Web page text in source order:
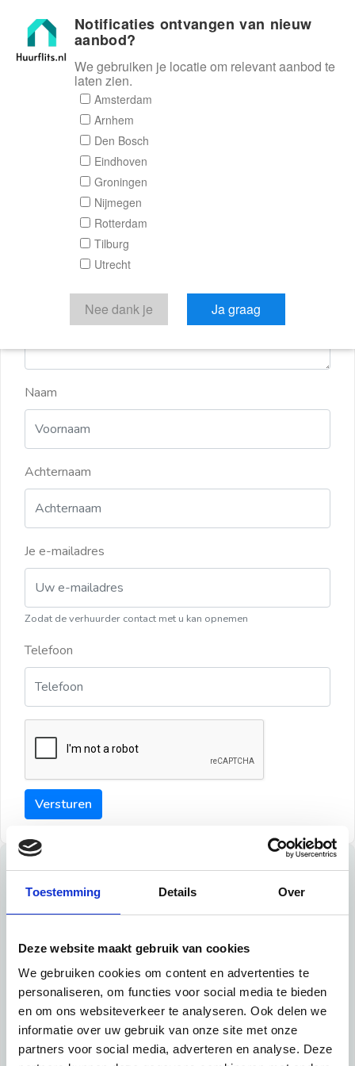
Toestemming Details Over
Deze website maakt gebruik van cookies
We gebruiken cookies om content en advertenties te
personaliseren, om functies voor social media te bieden
en om ons websiteverkeer te analyseren. Ook delen we
informatie over uw gebruik van onze site met onze
partners voor social media, adverteren en analyse. Deze
Huurflits
Reactieformulier
Huurflits
Verstuur je bericht
Door een bericht te sturen kom je in contact met de
aanbieder of makelaar van de woning.
Naam
Achternaam
Je e-mailadres
Zodat de verhuurder contact met u kan opnemen
Telefoon
Versturen
Tips
Tip 1:
Schrijf een duidelijke introductie en geef de volgende
informatie mee:
Ben je student, werkachtig of werkzoekend
Notificaties ontvangen van nieuw
aanbod?
We gebruiken je locatie om relevant aanbod te
laten zien.
Amsterdam
Arnhem
Den Bosch
Eindhoven
Groningen
Nijmegen
Rotterdam
Tilburg
Utrecht
Nee dank je Ja graag